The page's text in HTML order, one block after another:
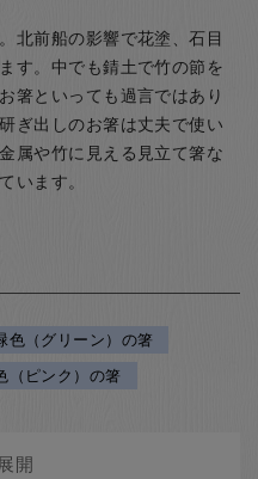
北前船の影響で花塗、石目
す。中でも錆土で竹の節を
箸といっても過言ではあり
ぎ出しのお箸は丈夫で使い
属や竹に見える見立て箸な
います。
色（グリーン）の箸
（ピンク）の箸